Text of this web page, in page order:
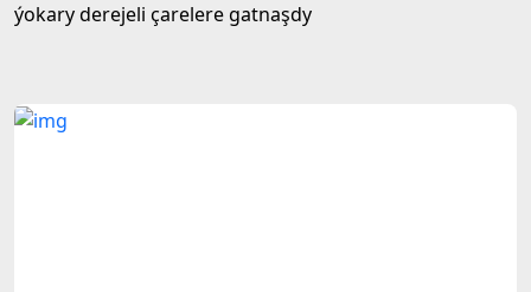
ýokary derejeli çarelere gatnaşdy